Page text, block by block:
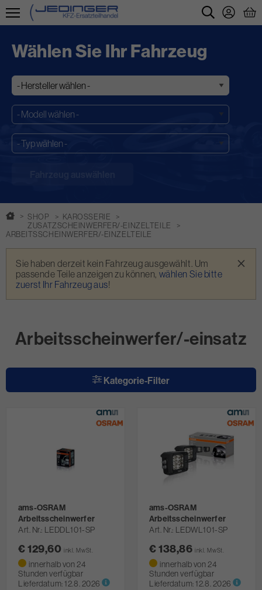
Direkt
Inhalt
Wählen Sie Ihr Fahrzeug
SHOP
KAROSSERIE
ZUSATZSCHEINWERFER/-EINZELTEILE
ARBEITSSCHEINWERFER/-EINZELTEILE
Warnmeldung
Sie haben derzeit kein Fahrzeug ausgewählt. Um
passende Teile anzeigen zu können, wählen Sie bitte
zuerst Ihr Fahrzeug aus!
×
Arbeitsscheinwerfer/-einsatz
Kategorie-Filter
ams-OSRAM
Arbeitsscheinwerfer
Art. Nr. LEDDL101-SP
€ 129,60inkl. MwSt.
innerhalb von 24
Stunden verfügbar
Lieferdatum:12.8. 2026
ams-OSRAM
Arbeitsscheinwerfer
Art. Nr. LEDWL101-SP
€ 138,86inkl. MwSt.
innerhalb von 24
Stunden verfügbar
Lieferdatum:12.8. 2026